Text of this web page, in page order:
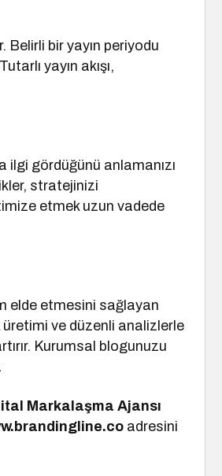
bir yayın periyodu
yayın akışı,
gördüğünü anlamanızı
stratejinizi
etmek uzun vadede
elde etmesini sağlayan
ve düzenli analizlerle
Kurumsal blogunuzu
Markalaşma Ajansı
adresini